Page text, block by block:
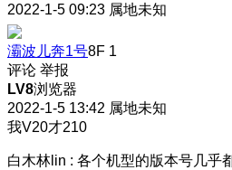
2022-1-5 09:23 属地未知
灞波儿奔1号8F 1
评论 举报
LV8浏览器
2022-1-5 13:42 属地未知
我V20才210
白木林lin : 各个机型的版本号几乎